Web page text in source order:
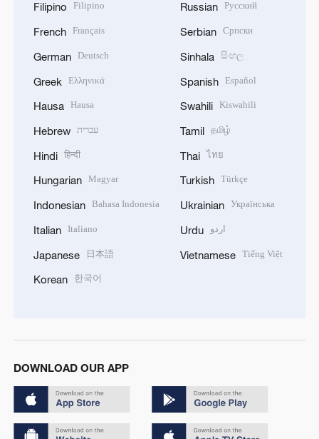
Filipino Filipino
French Français
German Deutsch
Greek Ελληνικά
Hausa Hausa
Hebrew עברית
Hindi हिन्दी
Hungarian Magyar
Indonesian Bahasa Indonesia
Italian Italiano
Japanese 日本語
Korean 한국어
Russian Русский
Serbian Српски
Sinhala සිංහල
Spanish Español
Swahili Kiswahili
Tamil தமிழ்
Thai ไทย
Turkish Türkçe
Ukrainian Українська
Urdu اردو
Vietnamese Tiếng Việt
DOWNLOAD OUR APP